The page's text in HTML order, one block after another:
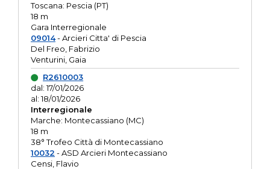
Toscana: Pescia (PT)
18 m
Gara Interregionale
09014- Arcieri Citta' di Pescia
Del Freo, Fabrizio
Venturini, Gaia
R2610003
dal: 17/01/2026
al: 18/01/2026
Interregionale
Marche: Montecassiano (MC)
18 m
38° Trofeo Città di Montecassiano
10032 - ASD Arcieri Montecassiano
Censi, Flavio